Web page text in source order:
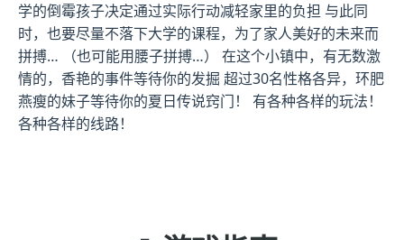
学的倒霉孩子决定通过实际行动减轻家里的负担 与此同
时，也要尽量不落下大学的课程，为了家人美好的未来而
拼搏… （也可能用腰子拼搏…） 在这个小镇中，有无数激
情的，香艳的事件等待你的发掘 超过30名性格各异，环肥
燕瘦的妹子等待你的夏日传说窍门！ 有各种各样的玩法！
各种各样的线路！